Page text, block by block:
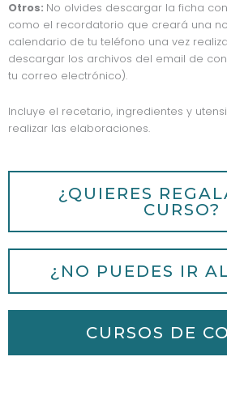
Otros: No olvides descargar la ficha
como el recordatorio que creará una
calendario de tu teléfono una vez
descargar los archivos del email de
tu correo electrónico).
Incluye el recetario, ingredientes y
realizar las elaboraciones.
¿QUIERES
CURSO?
¿NO PUEDES IR
CURSOS DE